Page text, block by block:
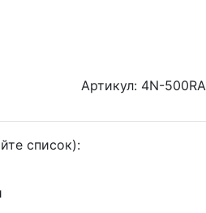
Артикул: 4N-500RA
список):